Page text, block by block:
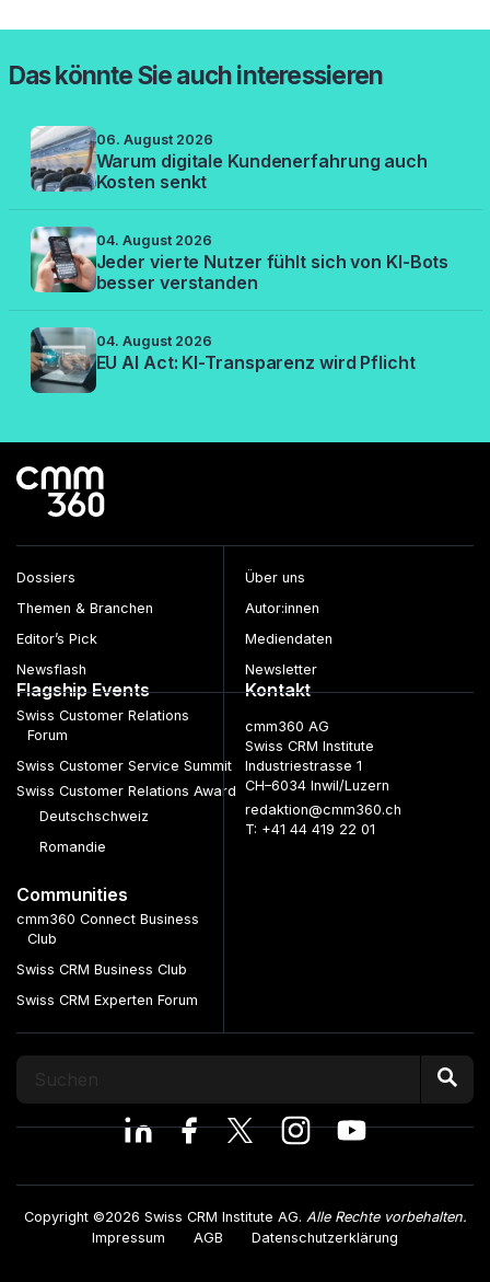
Das könnte Sie auch interessieren
06. August 2026
Warum digitale Kundenerfahrung auch
Kosten senkt
04. August 2026
Jeder vierte Nutzer fühlt sich von KI-Bots
besser verstanden
04. August 2026
EU AI Act: KI-Transparenz wird Pflicht
Dossiers
Themen & Branchen
Editor’s Pick
Newsflash
Über uns
Autor:innen
Mediendaten
Newsletter
Flagship Events
Swiss Customer Relations
Forum
Swiss Customer Service Summit
Swiss Customer Relations Award
Deutschschweiz
Romandie
Communities
cmm360 Connect Business
Club
Swiss CRM Business Club
Swiss CRM Experten Forum
Kontakt
cmm360 AG
Swiss CRM Institute
Industriestrasse 1
CH–6034 Inwil/Luzern
redaktion@cmm360.ch
T: +41 44 419 22 01
Copyright ©2026 Swiss CRM Institute AG. Alle Rechte vorbehalten.
Impressum
AGB Datenschutzerklärung